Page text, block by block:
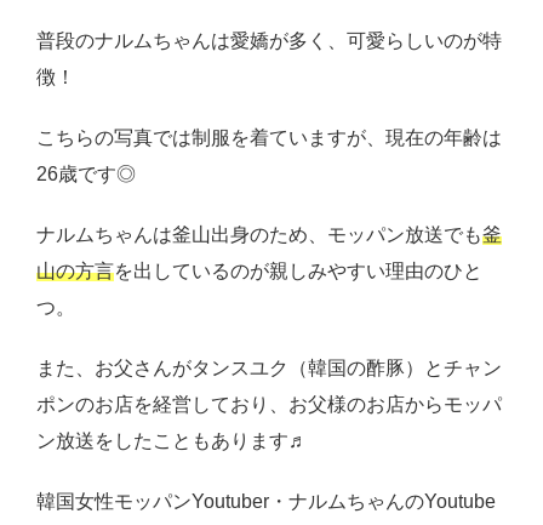
普段のナルムちゃんは愛嬌が多く、可愛らしいのが特
徴！
こちらの写真では制服を着ていますが、現在の年齢は
26歳です◎
ナルムちゃんは釜山出身のため、モッパン放送でも釜
山の方言を出しているのが親しみやすい理由のひと
つ。
また、お父さんがタンスユク（韓国の酢豚）とチャン
ポンのお店を経営しており、お父様のお店からモッパ
ン放送をしたこともあります♬
韓国女性モッパンYoutuber・ナルムちゃんのYoutube